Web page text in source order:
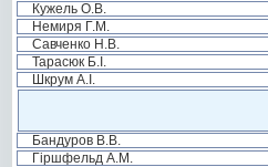
Кужель О.В.
Немиря Г.М.
Савченко Н.В.
Тарасюк Б.І.
Шкрум А.І.
Бандуров В.В.
Гіршфельд А.М.